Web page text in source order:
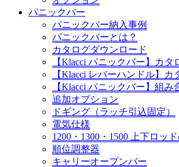
パニックバー
パニックバー納入事例
パニックバーとは？
カタログダウンロード
【Klacci パニックバー】カ
【Klacci レバーハンドル】
【Klacci パニックバー】組み
追加オプション
ドギング（ラッチ引込固定）
電気仕様
1200・1300・1500 上下ロッ
順位調整器
キャリーオープンバー